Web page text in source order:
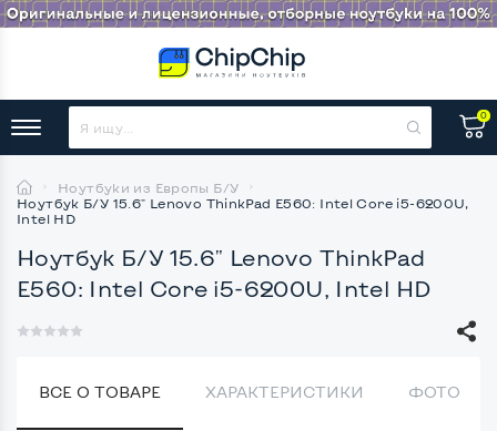
0
Ноутбуки из Европы Б/У
Ноутбук Б/У 15.6" Lenovo ThinkPad E560: Intel Core i5-6200U,
Intel HD
Ноутбук Б/У 15.6" Lenovo ThinkPad
E560: Intel Core i5-6200U, Intel HD
ВСЕ О ТОВАРЕ ХАРАКТЕРИСТИКИ ФОТО